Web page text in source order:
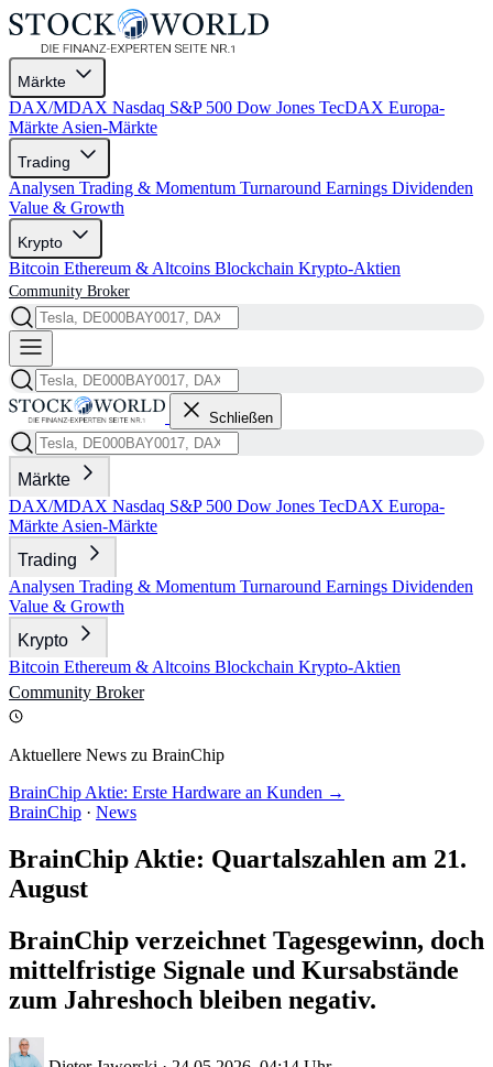
Märkte
DAX/MDAX Nasdaq S&P 500 Dow Jones TecDAX Europa-
Märkte Asien-Märkte
Trading
Analysen Trading & Momentum Turnaround Earnings Dividenden
Value & Growth
Krypto
Bitcoin Ethereum & Altcoins Blockchain Krypto-Aktien
Community Broker
Schließen
Märkte
DAX/MDAX Nasdaq S&P 500 Dow Jones TecDAX Europa-
Märkte Asien-Märkte
Trading
Analysen Trading & Momentum Turnaround Earnings Dividenden
Value & Growth
Krypto
Bitcoin Ethereum & Altcoins Blockchain Krypto-Aktien
Community Broker
Aktuellere News zu BrainChip
BrainChip Aktie: Erste Hardware an Kunden →
BrainChip · News
BrainChip Aktie: Quartalszahlen am 21.
August
BrainChip verzeichnet Tagesgewinn, doch
mittelfristige Signale und Kursabstände
zum Jahreshoch bleiben negativ.